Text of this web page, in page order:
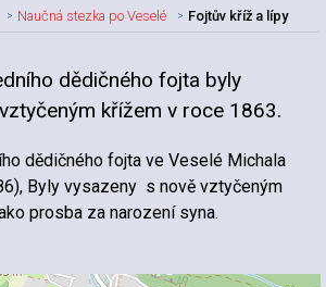
Naučná stezka po Veselé Fojtův kříž a lípy
dědičného fojta byly
křížem v roce 1863.
dědičného fojta ve Veselé Michala
Byly vysazeny s nově vztyčeným
prosba za narození syna.